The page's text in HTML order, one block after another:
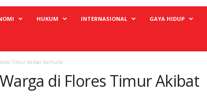
HUKUM INTERNASIONAL GAYA HIDUP
Timur Akibat Karhutla
di Flores Timur Akibat